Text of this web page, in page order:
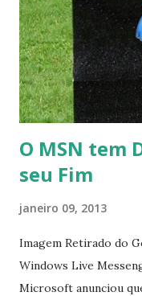
O MSN tem
seu Fim
janeiro 09, 2013
Imagem Retirado do
Windows Live
Microsoft anunciou